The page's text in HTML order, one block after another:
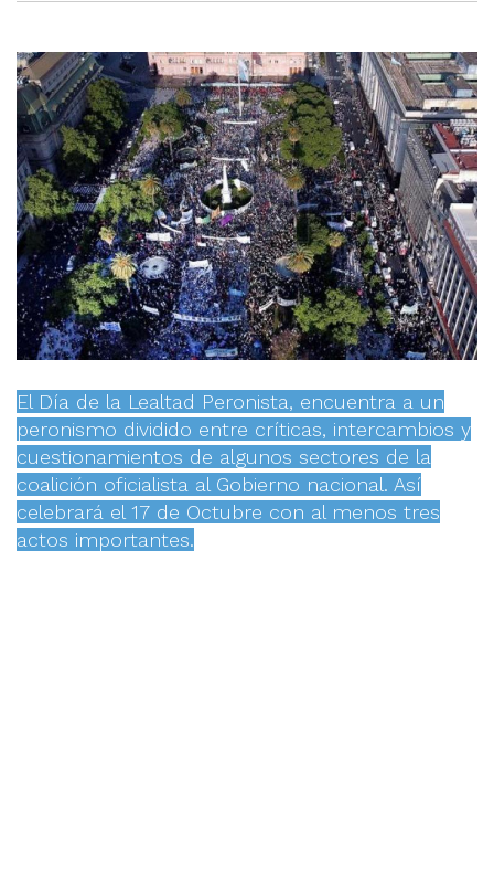
El Día de la Lealtad Peronista, encuentra a un
peronismo dividido entre críticas, intercambios y
cuestionamientos de algunos sectores de la
coalición oficialista al Gobierno nacional. Así
celebrará el 17 de Octubre con al menos tres
actos importantes.